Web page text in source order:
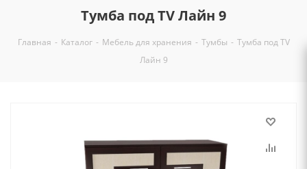
Тумба под ТV Лайн 9
Главная - Каталог - Мебель для хранения - Тумбы - Тумба под ТV
Лайн 9